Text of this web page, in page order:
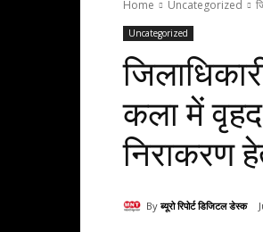
Home Uncategorized
Uncategorized
कला में
निराकरण
By ब्यूरो रिपोर्ट डिजिटल डेस्क